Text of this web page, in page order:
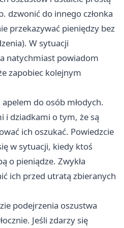
dzwonić do innego członka
przekazywać pieniędzy bez
W sytuacji
natychmiast powiadom
zapobiec kolejnym
do osób młodych.
i dziadkami o tym, że są
ich oszukać. Powiedzcie
w sytuacji, kiedy ktoś
o pieniądze. Zwykła
ich przed utratą zbieranych
podejrzenia oszustwa
Jeśli zdarzy się